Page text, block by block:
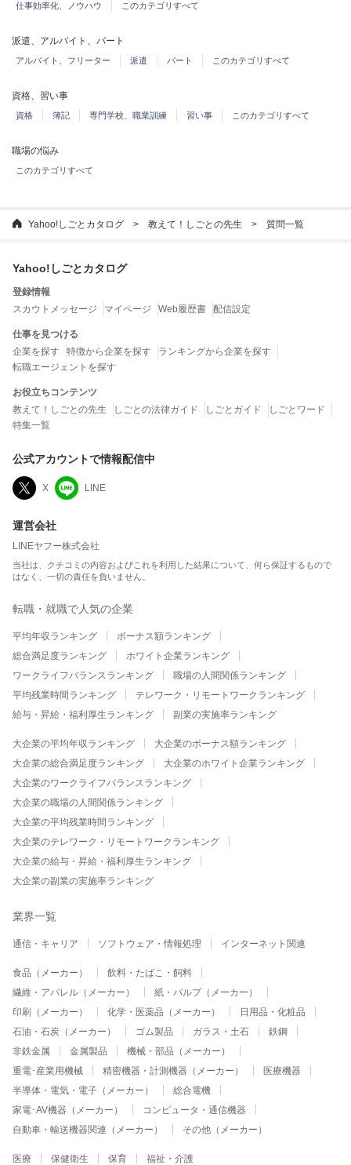
仕事効率化、ノウハウ
このカテゴリすべて
派遣、アルバイト、パート
アルバイト、フリーター 派遣 パート このカテゴリすべて
資格、習い事
資格 簿記 専門学校、職業訓練 習い事 このカテゴリすべて
職場の悩み
このカテゴリすべて
Yahoo!しごとカタログ 教えて！しごとの先生 質問一覧
Yahoo!しごとカタログ
登録情報
スカウトメッセージ
マイページ Web履歴書 配信設定
仕事を見つける
企業を探す
特徴から企業を探す
ランキングから企業を探す
転職エージェントを探す
お役立ちコンテンツ
教えて！しごとの先生
しごとの法律ガイド しごとガイド
しごとワード
特集一覧
公式アカウントで情報配信中
X LINE
運営会社
LINEヤフー株式会社
当社は、クチコミの内容およびこれを利用した結果について、何ら保証するもので
はなく、一切の責任を負いません。
転職・就職で人気の企業
平均年収ランキング
ボーナス額ランキング
総合満足度ランキング
ホワイト企業ランキング
ワークライフバランスランキング
職場の人間関係ランキング
平均残業時間ランキング
テレワーク・リモートワークランキング
給与・昇給・福利厚生ランキング
副業の実施率ランキング
大企業の平均年収ランキング
大企業のボーナス額ランキング
大企業の総合満足度ランキング
大企業のホワイト企業ランキング
大企業のワークライフバランスランキング
大企業の職場の人間関係ランキング
大企業の平均残業時間ランキング
大企業のテレワーク・リモートワークランキング
大企業の給与・昇給・福利厚生ランキング
大企業の副業の実施率ランキング
業界一覧
通信・キャリア ソフトウェア・情報処理 インターネット関連
食品（メーカー）
飲料・たばこ・飼料
繊維・アパレル（メーカー）
紙・パルプ（メーカー）
印刷（メーカー）
化学・医薬品（メーカー）
日用品・化粧品
石油・石炭（メーカー）
ゴム製品 ガラス・土石
鉄鋼
非鉄金属
金属製品
機械・部品（メーカー）
重電･産業用機械
精密機器・計測機器（メーカー）
医療機器
半導体・電気・電子（メーカー）
総合電機
家電･AV機器（メーカー）
コンピュータ・通信機器
自動車・輸送機器関連（メーカー）
その他（メーカー）
医療 保健衛生 保育 福祉・介護